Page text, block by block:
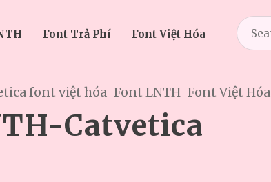
Font Trả Phí Font Việt Hóa
Search
for:
font việt hóa Font LNTH Font Việt Hóa
Catvetica